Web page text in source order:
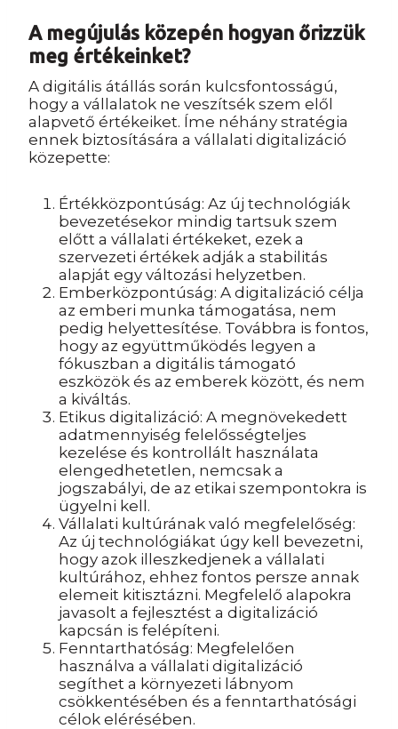
A megújulás közepén hogyan őrizzük
meg értékeinket?
A digitális átállás során kulcsfontosságú,
hogy a vállalatok ne veszítsék szem elől
alapvető értékeiket. Íme néhány stratégia
ennek biztosítására a vállalati digitalizáció
közepette:
Értékközpontúság: Az új technológiák
bevezetésekor mindig tartsuk szem
előtt a vállalati értékeket, ezek a
szervezeti értékek adják a stabilitás
alapját egy változási helyzetben.
Emberközpontúság: A digitalizáció célja
az emberi munka támogatása, nem
pedig helyettesítése. Továbbra is fontos,
hogy az együttműködés legyen a
fókuszban a digitális támogató
eszközök és az emberek között, és nem
a kiváltás.
Etikus digitalizáció: A megnövekedett
adatmennyiség felelősségteljes
kezelése és kontrollált használata
elengedhetetlen, nemcsak a
jogszabályi, de az etikai szempontokra is
ügyelni kell.
Vállalati kultúrának való megfelelőség:
Az új technológiákat úgy kell bevezetni,
hogy azok illeszkedjenek a vállalati
kultúrához, ehhez fontos persze annak
elemeit kitisztázni. Megfelelő alapokra
javasolt a fejlesztést a digitalizáció
kapcsán is felépíteni.
Fenntarthatóság: Megfelelően
használva a vállalati digitalizáció
segíthet a környezeti lábnyom
csökkentésében és a fenntarthatósági
célok elérésében.